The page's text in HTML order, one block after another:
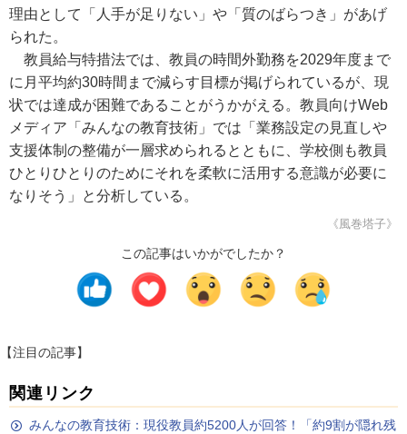
理由として「人手が足りない」や「質のばらつき」があげ
られた。
教員給与特措法では、教員の時間外勤務を2029年度まで
に月平均約30時間まで減らす目標が掲げられているが、現
状では達成が困難であることがうかがえる。教員向けWeb
メディア「みんなの教育技術」では「業務設定の見直しや
支援体制の整備が一層求められるとともに、学校側も教員
ひとりひとりのためにそれを柔軟に活用する意識が必要に
なりそう」と分析している。
《風巻塔子》
この記事はいかがでしたか？
【注目の記事】
関連リンク
みんなの教育技術：現役教員約5200人が回答！「約9割が隠れ残